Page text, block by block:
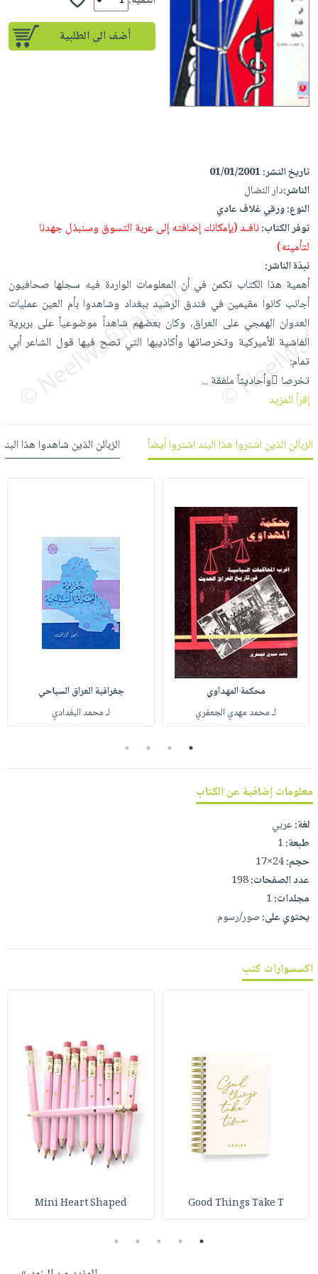
إختيارات
أكاديمية
صندوق
بلا
حدود
أسئلة
Android
تحميل
iKitab
Apple
يتكرر
طرحها
تحميل
masmu3
على
masmu3
على
Apple
المواضيع
الأكثر
وسائل
تعليمية
جوائز
تعليمية
والعناية
الشخصية
جديد
أجهزة
العناية
الشخصية
العناية
وتصفيف
الشعر
العناية
بالجسم
العناية
بالأسنان
والتغذية
المطبخ
والسفرة
جديد
الكل
أواني
الطهي
أدوات
الخبز
أدوات
المائدة
الأوعية
والتخزين
أدوات
المطبخ
متجر
الهدايا
أقسام
الأكثر
مبيعاً
العودة
للمدارس
اكسسوارات
كتب
اكسسوارات
ملابس
مطرزات
حقائب
حلي
عناية
بالذات
صابون
أطفال
مناسبات
شحن
مجاني
بنود
مختارة
اشتراكات
كل
الاشتراكات
iKitab
بلا
حدود
بحث
متقدم
نيل
وفرات
عن
الشركة
سياسة
الشركة
فيديوهات
أسئلة
طرحها
خدمات
وفرات
انشر
تواصل
معنا
حسابك
لائحة
الأمنيات
عربة
التسوق
الإصدارات
أضف الى الطلبية
تاريخ النشر:01/01/2001
الناشر:دار النضال
النوع:ورقي غلاف عادي
توفر الكتاب:نافـد (بإمكانك إضافته إلى عربة التسوق وسنبذل جهدنا
لتأمينه)
نبذة الناشر:
أهمية هذا الكتاب تكمن في أن المعلومات الواردة فيه سجلها صحافيون
أجانب كانوا مقيمين في فندق الرشيد ببغداد وشاهدوا بأم العين عمليات
العدوان الهمجي على العراق، وكان بعضهم شاهداً موضوعياً على بربرية
الفاشية الأميركية وتخرصاتها وأكاذيبها التي تصح فيها قول الشاعر أبي
تمام:
تخرصا ًوأحاديثاً ملفقة...
إقرأ المزيد
الزبائن الذين اشتروا هذا البند اشتروا أيضاً الزبائن الذين شاهدوا هذا
محكمة المهداوي
لـ محمد مهدي الجعفري
جغرافية العراق السياحي
لـ محمد البغدادي
1
2
3
4
معلومات إضافية عن الكتاب
لغة:عربي
طبعة:1
حجم:24×17
عدد الصفحات:198
مجلدات:1
يحتوي على:صور/رسوم
اكسسوارات كتب
Good Things Take T
Mini Heart Shaped
1
2
3
4
5